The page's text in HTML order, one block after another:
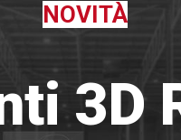
NOVITÀ
3D